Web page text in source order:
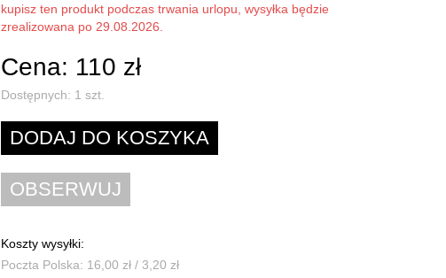
kupisz ten produkt podczas trwania urlopu, wysyłka będzie
zrealizowana po 29.08.2026.
Cena: 110 zł
Dostępnych: 1 szt.
Koszty wysyłki:
Poczta Polska: 16,00 zł / 3,20 zł